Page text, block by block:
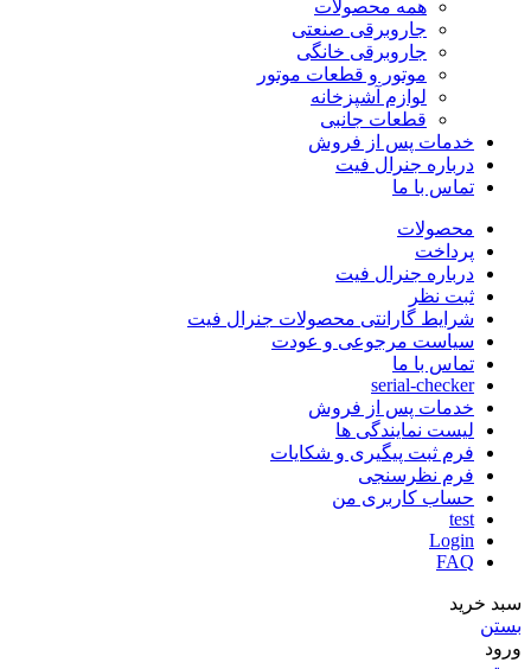
همه محصولات
جاروبرقی صنعتی
جاروبرقی خانگی
موتور و قطعات موتور
لوازم آشپزخانه
قطعات جانبی
خدمات پس از فروش
درباره جنرال فیت
تماس با ما
محصولات
پرداخت
درباره جنرال فیت
ثبت نظر
شرایط گارانتی محصولات جنرال فیت
سیاست مرجوعی و عودت
تماس با ما
serial-checker
خدمات پس از فروش
لیست نمایندگی ها
فرم ثبت پیگیری و شکایات
فرم نظرسنجی
حساب کاربری من
test
Login
FAQ
سبد خرید
بستن
ورود